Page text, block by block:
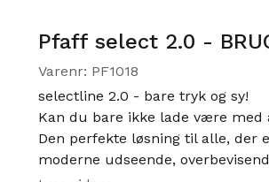
Pfaff select 2.0 -
Varenr: PF1018
selectline 2.0 - bare tryk og sy!
Kan du bare ikke lade være med
Den perfekte løsning til alle, der
moderne udseende,